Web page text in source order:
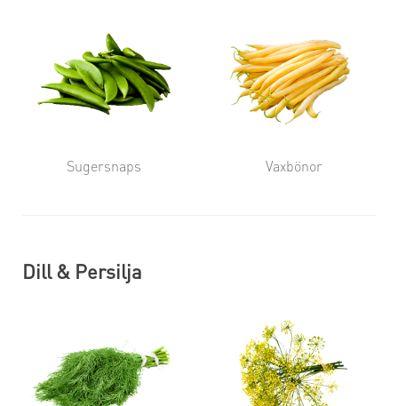
Sugersnaps Vaxbönor
Dill & Persilja